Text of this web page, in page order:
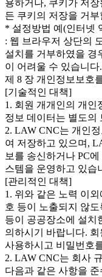
용하거나, 쿠키가 저
든 쿠키의 저장을 거
* 설정방법 예(인터넷
: 웹 브라우저 상단의
설치를 거부하였을 경
이 어려울 수 있습니다.
제 8 장 개인정보보호
[기술적인 대책]
1. 회원 개개인의 개인
정보 데이터는 별도의
2. LAW CNC는 개인
여 저장하고 있으며,
보를 송신하거나 PC
스템을 운영하고 있습
[관리적인 대책]
1. 위와 같은 노력 이
호 등이 노출되지 않
등이 공공장소에 설치
의하시기 바랍니다.
사용하시고 비밀번호
2. LAW CNC는 회사
다음과 같은 사항을